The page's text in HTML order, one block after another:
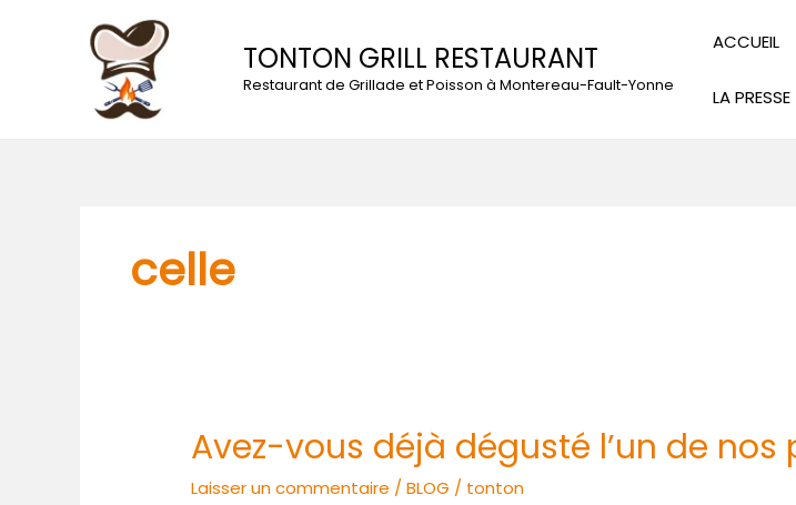
TONTON GRILL RESTAURANT
Restaurant de Grillade et Poisson à Montereau-Fault-Yonne
ACCUEIL
LA PRESSE
celle
Avez-vous déjà dégusté l’un de nos
Laisser un commentaire /BLOG / tonton
Avez-
vous
déjà